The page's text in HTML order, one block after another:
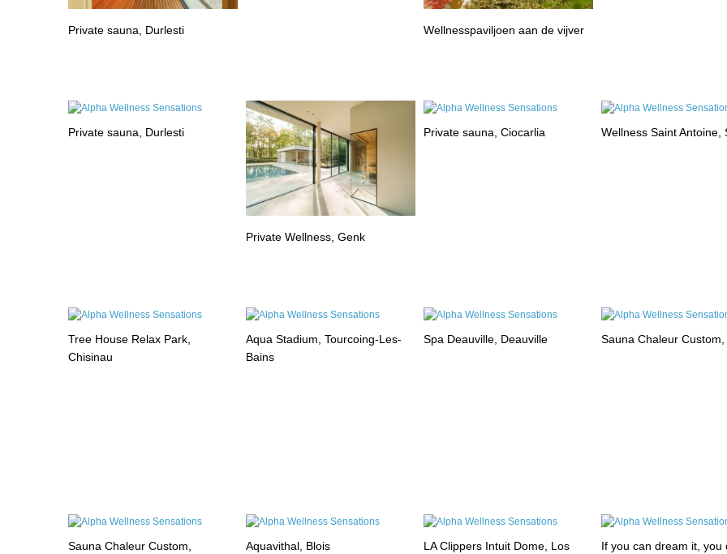
Private sauna, Durlesti Wellnesspaviljoen aan de vijver
Private sauna, Durlesti
Private Wellness, Genk
Private sauna, Ciocarlia Wellness Saint Antoine,
Tree House Relax Park,
Chisinau
Aqua Stadium, Tourcoing-Les-
Bains
Spa Deauville, Deauville Sauna Chaleur
Sauna Chaleur Custom,
Aquavithal, Blois
LA Clippers Intuit Dome, Los
If you can dream it, you